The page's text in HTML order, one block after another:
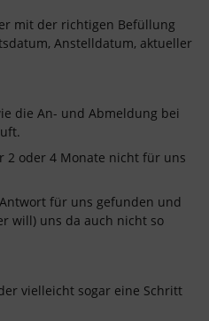
mit der richtigen Befüllung
Anstelldatum, aktueller
die An- und Abmeldung bei
2 oder 4 Monate nicht für uns
für uns gefunden und
will) uns da auch nicht so
vielleicht sogar eine Schritt